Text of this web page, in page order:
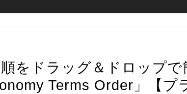
をドラッグ＆ドロップで
Terms Order」【プ